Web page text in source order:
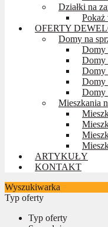
Działki na
Pokaż
OFERTY
Domy na
Domy
Domy
Domy
Domy
Domy
Mieszkania
ARTYKUŁY
KONTAKT
Wyszukiwarka
Typ oferty
Typ oferty